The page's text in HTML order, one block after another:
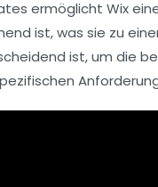
ermöglicht Wix
ist, was sie zu
ist, um die